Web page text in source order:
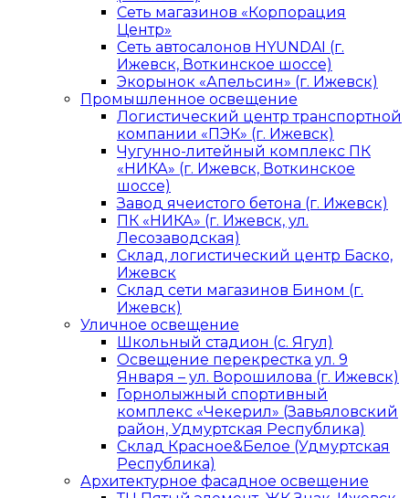
Сеть магазинов «Корпорация
Центр»
Сеть автосалонов HYUNDAI (г.
Ижевск, Воткинское шоссе)
Экорынок «Апельсин» (г. Ижевск)
Промышленное освещение
Логистический центр транспортной
компании «ПЭК» (г. Ижевск)
Чугунно-литейный комплекс ПК
«НИКА» (г. Ижевск, Воткинское
шоссе)
Завод ячеистого бетона (г. Ижевск)
ПК «НИКА» (г. Ижевск, ул.
Лесозаводская)
Склад, логистический центр Баско,
Ижевск
Склад сети магазинов Бином (г.
Ижевск)
Уличное освещение
Школьный стадион (с. Ягул)
Освещение перекрестка ул. 9
Января – ул. Ворошилова (г. Ижевск)
Горнолыжный спортивный
комплекс «Чекерил» (Завьяловский
район, Удмуртская Республика)
Склад Красное&Белое (Удмуртская
Республика)
Архитектурное фасадное освещение